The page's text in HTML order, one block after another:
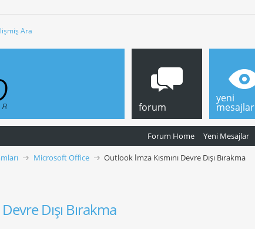
Ara
forum
Forum Home Yeni Mesajlar
yeni
mesajlar
Microsoft Office Outlook İmza Kısmını Devre Dışı Bırakma
Dışı Bırakma